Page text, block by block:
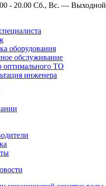
- 20.00 Сб., Вс. — Выходной
оборудования
обслуживание
оптимального ТО
инженера